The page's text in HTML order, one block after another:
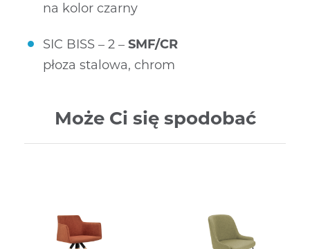
na kolor czarny
SIC BISS – 2 – SMF/CR
płoza stalowa, chrom
Może Ci się spodobać